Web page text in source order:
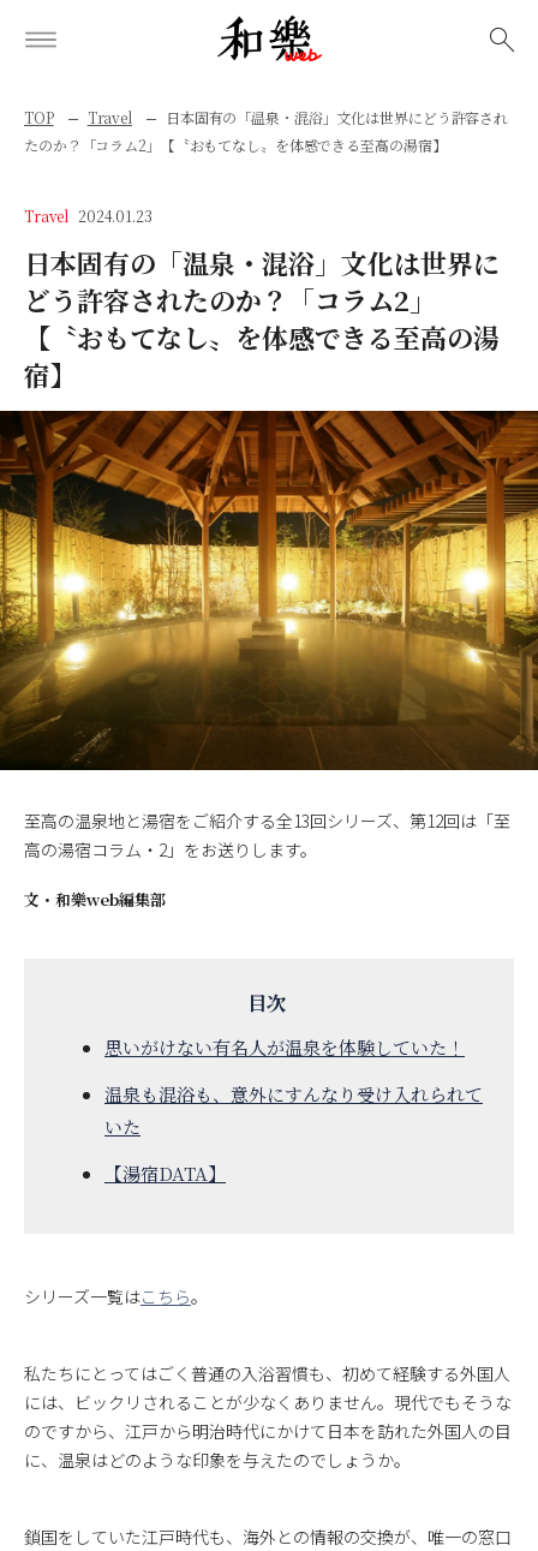
TOP Travel
日本固有の「温泉・混浴」文化は世界にどう許容され
たのか？「コラム2」【〝おもてなし〟を体感できる至高の湯宿】
Travel 2024.01.23
日本固有の「温泉・混浴」文化は世界に
どう許容されたのか？「コラム2」
【〝おもてなし〟を体感できる至高の湯
宿】
至高の温泉地と湯宿をご紹介する全13回シリーズ、第12回は「至
高の湯宿コラム・2」をお送りします。
文・ 和樂web編集部
思いがけない有名人が温泉を体験していた！
温泉も混浴も、意外にすんなり受け入れられて
いた
【湯宿DATA】
シリーズ一覧はこちら。
私たちにとってはごく普通の入浴習慣も、初めて経験する外国人
には、ビックリされることが少なくありません。現代でもそうな
のですから、江戸から明治時代にかけて日本を訪れた外国人の目
に、温泉はどのような印象を与えたのでしょうか。
鎖国をしていた江戸時代も、海外との情報の交換が、唯一の窓口